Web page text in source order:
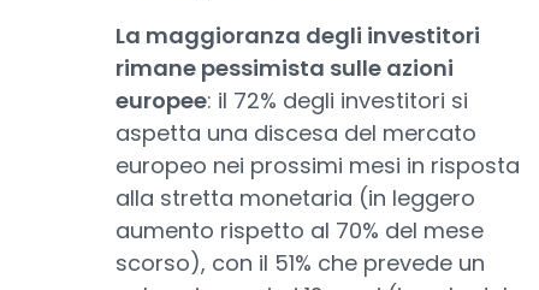
La maggioranza degli investitori
rimane pessimista sulle azioni
europee: il 72% degli investitori si
aspetta una discesa del mercato
europeo nei prossimi mesi in risposta
alla stretta monetaria (in leggero
aumento rispetto al 70% del mese
scorso), con il 51% che prevede un